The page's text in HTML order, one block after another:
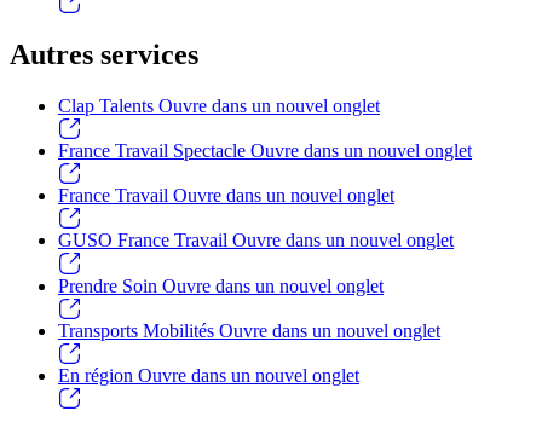
Autres services
Clap Talents Ouvre dans un nouvel onglet
France Travail Spectacle Ouvre dans un nouvel onglet
France Travail Ouvre dans un nouvel onglet
GUSO France Travail Ouvre dans un nouvel onglet
Prendre Soin Ouvre dans un nouvel onglet
Transports Mobilités Ouvre dans un nouvel onglet
En région Ouvre dans un nouvel onglet